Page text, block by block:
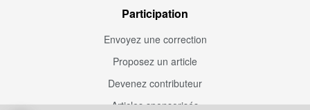
Participation
Envoyez une correction
Proposez un article
Devenez contributeur
Articles sponsorisés